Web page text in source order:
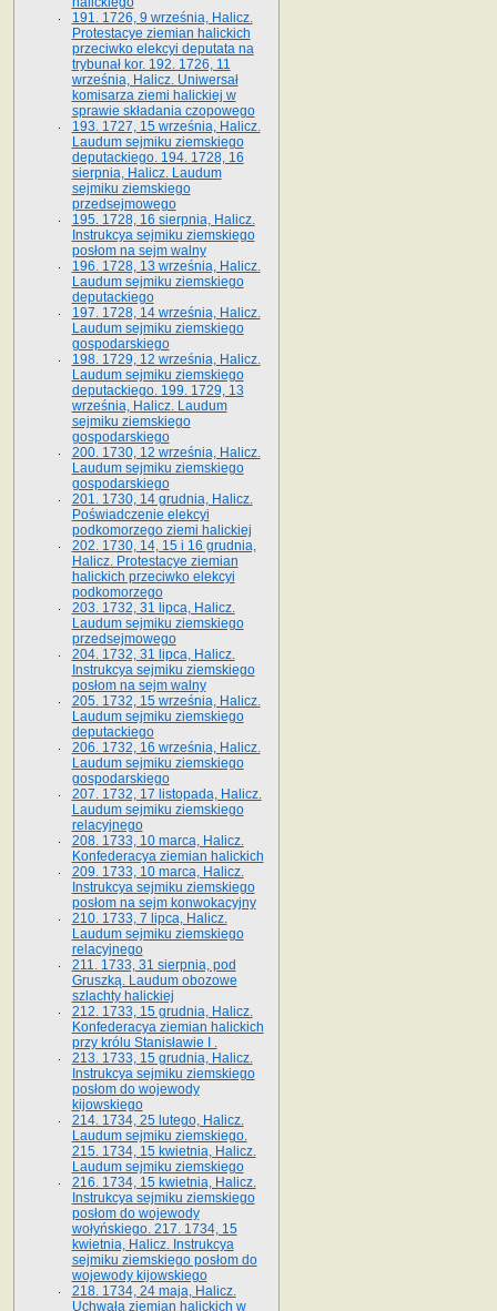
191. 1726, 9 września, Halicz.
Protestacye ziemian halickich
przeciwko elekcyi deputata na
trybunał kor. 192. 1726, 11
września, Halicz. Uniwersał
komisarza ziemi halickiej w
sprawie składania czopowego
193. 1727, 15 września, Halicz.
Laudum sejmiku ziemskiego
deputackiego. 194. 1728, 16
sierpnia, Halicz. Laudum
sejmiku ziemskiego
przedsejmowego
195. 1728, 16 sierpnia, Halicz.
Instrukcya sejmiku ziemskiego
posłom na sejm walny
196. 1728, 13 września, Halicz.
Laudum sejmiku ziemskiego
deputackiego
197. 1728, 14 września, Halicz.
Laudum sejmiku ziemskiego
gospodarskiego
198. 1729, 12 września, Halicz.
Laudum sejmiku ziemskiego
deputackiego. 199. 1729, 13
września, Halicz. Laudum
sejmiku ziemskiego
gospodarskiego
200. 1730, 12 września, Halicz.
Laudum sejmiku ziemskiego
gospodarskiego
201. 1730, 14 grudnia, Halicz.
Poświadczenie elekcyi
podkomorzego ziemi halickiej
202. 1730, 14, 15 i 16 grudnia,
Halicz. Protestacye ziemian
halickich przeciwko elekcyi
podkomorzego
203. 1732, 31 lipca, Halicz.
Laudum sejmiku ziemskiego
przedsejmowego
204. 1732, 31 lipca, Halicz.
Instrukcya sejmiku ziemskiego
posłom na sejm walny
205. 1732, 15 września, Halicz.
Laudum sejmiku ziemskiego
deputackiego
206. 1732, 16 września, Halicz.
Laudum sejmiku ziemskiego
gospodarskiego
207. 1732, 17 listopada, Halicz.
Laudum sejmiku ziemskiego
relacyjnego
208. 1733, 10 marca, Halicz.
Konfederacya ziemian halickich­
209. 1733, 10 marca, Halicz.
Instrukcya sejmiku ziemskiego
posłom na sejm konwokacyjny
210. 1733, 7 lipca, Halicz.
Laudum sejmiku ziemskiego
relacyjnego
211. 1733, 31 sierpnia, pod
Gruszką. Laudum obozowe
szlachty halickiej
212. 1733, 15 grudnia, Halicz.
Konfederacya ziemian halickich
przy królu Stanisławie I .
213. 1733, 15 grudnia, Halicz.
Instrukcya sejmiku ziemskiego
posłom do wojewody
kijowskiego
214. 1734, 25 lutego, Halicz.
Laudum sejmiku ziemskiego.
215. 1734, 15 kwietnia, Halicz.
Laudum sejmiku ziemskiego
216. 1734, 15 kwietnia, Halicz.
Instrukcya sejmiku ziemskiego
posłom do wojewody
wołyńskiego. 217. 1734, 15
kwietnia, Halicz. Instrukcya
sejmiku ziemskiego posłom do
wojewody kijowskiego
218. 1734, 24 maja, Halicz.
Uchwała ziemian halickich w